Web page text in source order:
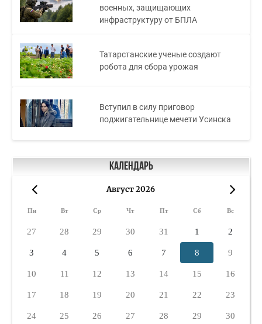
военных, защищающих
инфраструктуру от БПЛА
Татарстанские ученые создают
робота для сбора урожая
Вступил в силу приговор
поджигательнице мечети Усинска
Календарь
Август 2026
Пн Вт Ср Чт Пт Сб Вс
27 28 29 30 31 1 2
3 4 5 6 7 8 9
10 11 12 13 14 15 16
17 18 19 20 21 22 23
24 25 26 27 28 29 30